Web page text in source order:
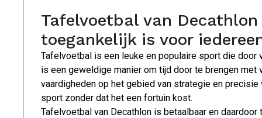
Tafelvoetbal van
toegankelijk is voor
Tafelvoetbal is een leuke en populaire sport die
is een geweldige manier om tijd door te brengen
vaardigheden op het gebied van strategie en
sport zonder dat het een fortuin kost.
Tafelvoetbal van Decathlon is betaalbaar en